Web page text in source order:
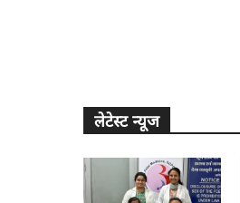
लेटेस्ट न्यूज